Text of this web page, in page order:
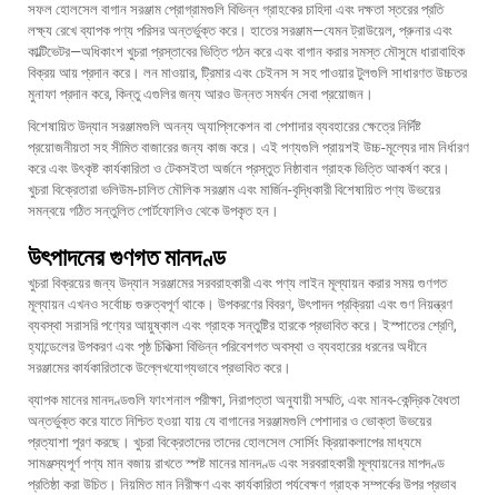
সফল হোলসেল বাগান সরঞ্জাম প্রোগ্রামগুলি বিভিন্ন গ্রাহকের চাহিদা এবং দক্ষতা স্তরের প্রতি
লক্ষ্য রেখে ব্যাপক পণ্য পরিসর অন্তর্ভুক্ত করে। হাতের সরঞ্জাম—যেমন ট্রাউয়েল, প্রুনার এবং
কাল্টিভেটর—অধিকাংশ খুচরা প্রস্তাবের ভিত্তি গঠন করে এবং বাগান করার সমস্ত মৌসুমে ধারাবাহিক
বিক্রয় আয় প্রদান করে। লন মাওয়ার, ট্রিমার এবং চেইনস স সহ পাওয়ার টুলগুলি সাধারণত উচ্চতর
মুনাফা প্রদান করে, কিন্তু এগুলির জন্য আরও উন্নত সমর্থন সেবা প্রয়োজন।
বিশেষায়িত উদ্যান সরঞ্জামগুলি অনন্য অ্যাপ্লিকেশন বা পেশাদার ব্যবহারের ক্ষেত্রে নির্দিষ্ট
প্রয়োজনীয়তা সহ সীমিত বাজারের জন্য কাজ করে। এই পণ্যগুলি প্রায়শই উচ্চ-মূল্যের দাম নির্ধারণ
করে এবং উৎকৃষ্ট কার্যকারিতা ও টেকসইতা অর্জনে প্রস্তুত নিষ্ঠাবান গ্রাহক ভিত্তি আকর্ষণ করে।
খুচরা বিক্রেতারা ভলিউম-চালিত মৌলিক সরঞ্জাম এবং মার্জিন-বৃদ্ধিকারী বিশেষায়িত পণ্য উভয়ের
সমন্বয়ে গঠিত সন্তুলিত পোর্টফোলিও থেকে উপকৃত হন।
উৎপাদনের গুণগত মানদণ্ড
খুচরা বিক্রয়ের জন্য উদ্যান সরঞ্জামের সরবরাহকারী এবং পণ্য লাইন মূল্যায়ন করার সময় গুণগত
মূল্যায়ন এখনও সর্বোচ্চ গুরুত্বপূর্ণ থাকে। উপকরণের বিবরণ, উৎপাদন প্রক্রিয়া এবং গুণ নিয়ন্ত্রণ
ব্যবস্থা সরাসরি পণ্যের আয়ুষ্কাল এবং গ্রাহক সন্তুষ্টির হারকে প্রভাবিত করে। ইস্পাতের শ্রেণি,
হ্যান্ডেলের উপকরণ এবং পৃষ্ঠ চিকিত্সা বিভিন্ন পরিবেশগত অবস্থা ও ব্যবহারের ধরনের অধীনে
সরঞ্জামের কার্যকারিতাকে উল্লেখযোগ্যভাবে প্রভাবিত করে।
ব্যাপক মানের মানদণ্ডগুলি ফাংশনাল পরীক্ষা, নিরাপত্তা অনুযায়ী সম্মতি, এবং মানব-কেন্দ্রিক বৈধতা
অন্তর্ভুক্ত করে যাতে নিশ্চিত হওয়া যায় যে বাগানের সরঞ্জামগুলি পেশাদার ও ভোক্তা উভয়ের
প্রত্যাশা পূরণ করছে। খুচরা বিক্রেতাদের তাদের হোলসেল সোর্সিং ক্রিয়াকলাপের মাধ্যমে
সামঞ্জস্যপূর্ণ পণ্য মান বজায় রাখতে স্পষ্ট মানের মানদণ্ড এবং সরবরাহকারী মূল্যায়নের মাপদণ্ড
প্রতিষ্ঠা করা উচিত। নিয়মিত মান নিরীক্ষণ এবং কার্যকারিতা পর্যবেক্ষণ গ্রাহক সম্পর্কের উপর প্রভাব